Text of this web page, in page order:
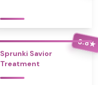
3.8★
Sprunki Savior
Treatment